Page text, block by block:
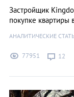
Застройщик
покупке
АНАЛИТИЧЕСКИЕ
77951 12